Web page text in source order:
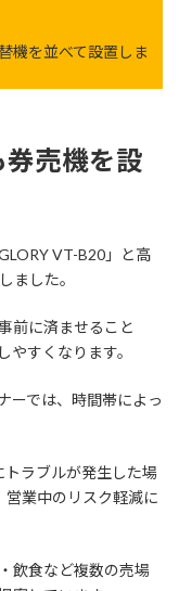
機を並べて設置しま
売機を設
VT-B20」と高
ました。
前に済ませること
すくなります。
ーでは、時間帯によっ
ラブルが発生した場
業中のリスク軽減に
飲食など複数の売場